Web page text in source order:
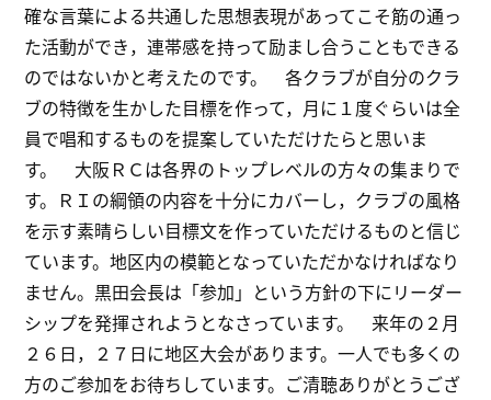
確な言葉による共通した思想表現があってこそ筋の通っ
た活動ができ，連帯感を持って励まし合うこともできる
のではないかと考えたのです。 各クラブが自分のクラ
ブの特徴を生かした目標を作って，月に１度ぐらいは全
員で唱和するものを提案していただけたらと思いま
す。 大阪ＲＣは各界のトップレベルの方々の集まりで
す。ＲＩの綱領の内容を十分にカバーし，クラブの風格
を示す素晴らしい目標文を作っていただけるものと信じ
ています。地区内の模範となっていただかなければなり
ません。黒田会長は「参加」という方針の下にリーダー
シップを発揮されようとなさっています。 来年の２月
２６日，２７日に地区大会があります。一人でも多くの
方のご参加をお待ちしています。ご清聴ありがとうござ